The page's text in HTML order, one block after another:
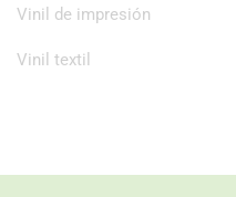
Vinil de impresión
Vinil textil